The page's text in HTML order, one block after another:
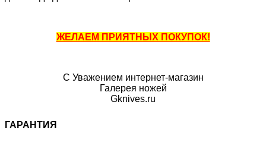
ЖЕЛАЕМ ПРИЯТНЫХ ПОКУПОК!
С Уважением интернет-магазин
Галерея ножей
Gknives.ru
ГАРАНТИЯ